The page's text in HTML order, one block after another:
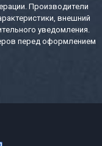
Производители
внешний
уведомления.
перед оформлением